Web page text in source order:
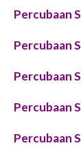
Percubaan
Percubaan
Percubaan
Percubaan
Percubaan